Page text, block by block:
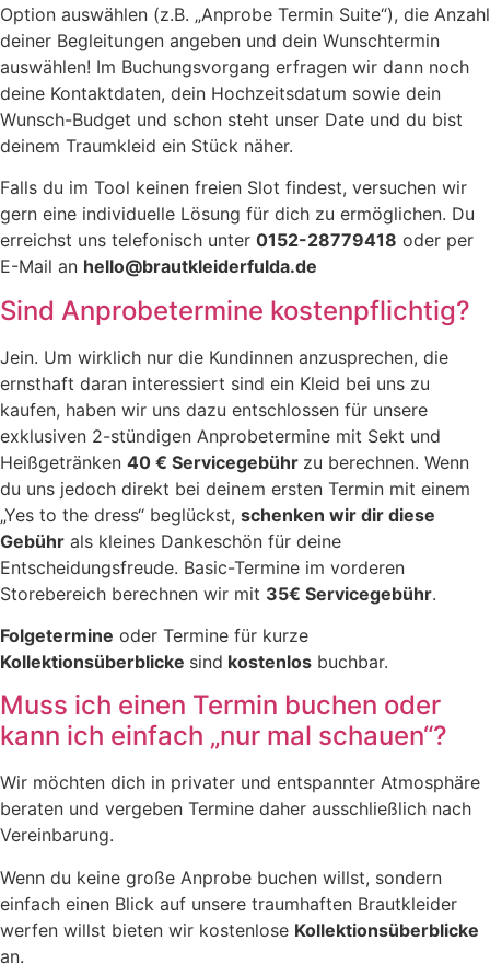
Option auswählen (z.B. „Anprobe Termin Suite“), die Anzahl
deiner Begleitungen angeben und dein Wunschtermin
auswählen! Im Buchungsvorgang erfragen wir dann noch
deine Kontaktdaten, dein Hochzeitsdatum sowie dein
Wunsch-Budget und schon steht unser Date und du bist
deinem Traumkleid ein Stück näher.
Falls du im Tool keinen freien Slot findest, versuchen wir
gern eine individuelle Lösung für dich zu ermöglichen. Du
erreichst uns telefonisch unter 0152-28779418 oder per
E-Mail an hello@brautkleiderfulda.de
Sind Anprobetermine kostenpflichtig?
Jein. Um wirklich nur die Kundinnen anzusprechen, die
ernsthaft daran interessiert sind ein Kleid bei uns zu
kaufen, haben wir uns dazu entschlossen für unsere
exklusiven 2-stündigen Anprobetermine mit Sekt und
Heißgetränken 40 € Servicegebühr zu berechnen. Wenn
du uns jedoch direkt bei deinem ersten Termin mit einem
„Yes to the dress“ beglückst, schenken wir dir diese
Gebühr als kleines Dankeschön für deine
Entscheidungsfreude. Basic-Termine im vorderen
Storebereich berechnen wir mit 35€ Servicegebühr.
Folgetermine oder Termine für kurze
Kollektionsüberblicke sind kostenlos buchbar.
Muss ich einen Termin buchen oder
kann ich einfach „nur mal schauen“?
Wir möchten dich in privater und entspannter Atmosphäre
beraten und vergeben Termine daher ausschließlich nach
Vereinbarung.
Wenn du keine große Anprobe buchen willst, sondern
einfach einen Blick auf unsere traumhaften Brautkleider
werfen willst bieten wir kostenlose Kollektionsüberblicke
an.